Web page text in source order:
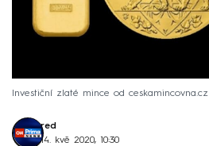
Investiční zlaté mince od ceskamincovna.cz
red
14. kvě 2020, 10:30